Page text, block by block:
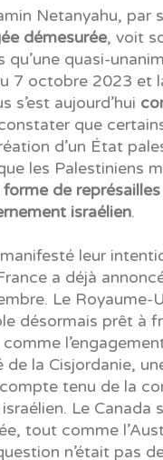
Netanyahu, par
démesurée, voit
qu’une quasi-
7 octobre 2023 et
s’est aujourd’hui
que
d’un État
les Palestiniens
forme de
israélien.
leur
a déjà
Le Royaume-
désormais prêt à
de la Cisjordanie,
tenu de la
Le Canada
tout comme
n’était pas